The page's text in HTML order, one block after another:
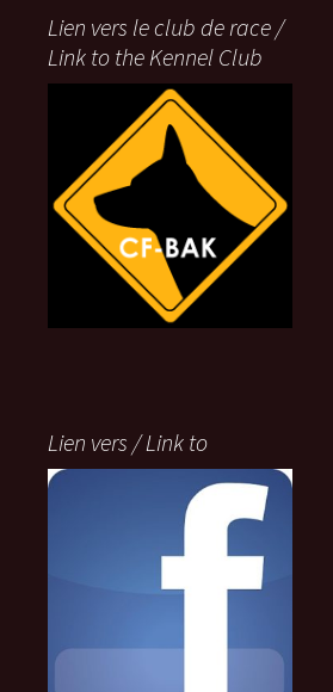
Lien vers le club de race /
Link to the Kennel Club
Lien vers / Link to